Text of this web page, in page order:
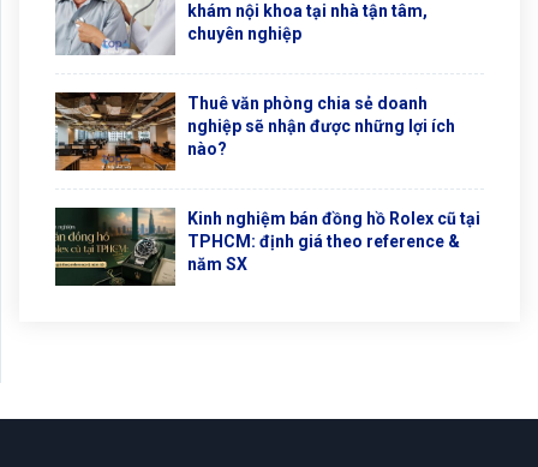
khám nội khoa tại nhà tận tâm,
chuyên nghiệp
Thuê văn phòng chia sẻ doanh
nghiệp sẽ nhận được những lợi ích
nào?
Kinh nghiệm bán đồng hồ Rolex cũ tại
TPHCM: định giá theo reference &
năm SX